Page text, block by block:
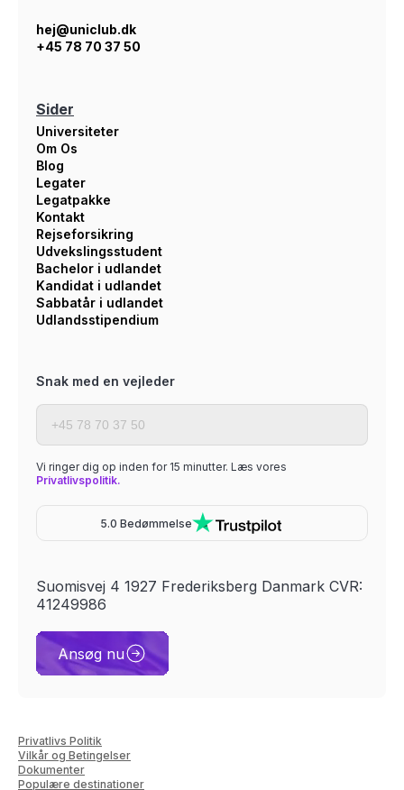
hej@uniclub.dk
+45 78 70 37 50
Sider
Universiteter
Om Os
Blog
Legater
Legatpakke
Kontakt
Rejseforsikring
Udvekslingsstudent
Bachelor i udlandet
Kandidat i udlandet
Sabbatår i udlandet
Udlandsstipendium
Snak med en vejleder
Vi ringer dig op inden for 15 minutter. Læs vores
Privatlivspolitik.
5.0 Bedømmelse
Suomisvej 4 1927 Frederiksberg Danmark CVR:
41249986
Ansøg nu
Privatlivs Politik
Vilkår og Betingelser
Dokumenter
Populære destinationer